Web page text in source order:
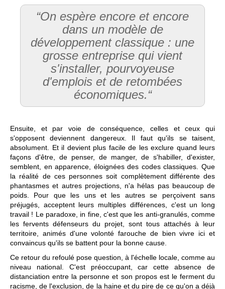
“On espère encore et encore
dans un modèle de
développement classique : une
grosse entreprise qui vient
s'installer, pourvoyeuse
d'emplois et de retombées
économiques.“
Ensuite, et par voie de conséquence, celles et ceux qui
s'opposent deviennent dangereux. Il faut qu'ils se taisent,
absolument. Et il devient plus facile de les exclure quand leurs
façons d'être, de penser, de manger, de s'habiller, d'exister,
semblent, en apparence, éloignées des codes classiques. Que
la réalité de ces personnes soit complètement différente des
phantasmes et autres projections, n'a hélas pas beaucoup de
poids. Pour que les uns et les autres se perçoivent sans
préjugés, acceptent leurs multiples différences, c'est un long
travail ! Le paradoxe, in fine, c'est que les anti-granulés, comme
les fervents défenseurs du projet, sont tous attachés à leur
territoire, animés d'une volonté farouche de bien vivre ici et
convaincus qu'ils se battent pour la bonne cause.
Ce retour du refoulé pose question, à l'échelle locale, comme au
niveau national. C'est préoccupant, car cette absence de
distanciation entre la personne et son propos est le ferment du
racisme, de l'exclusion, de la haine et du pire de ce qu'on a déjà